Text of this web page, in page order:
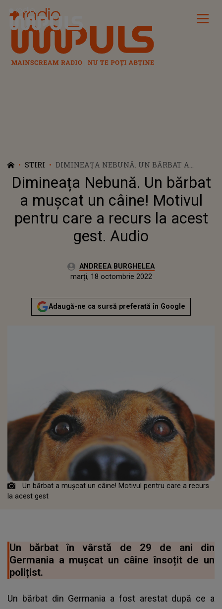
Radio Impuls
STIRI
DIMINEAȚA NEBUNĂ. UN BĂRBAT A
MUȘCAT UN CÂINE! MOTIVUL PENTRU
CARE A RECURS LA ACEST GEST. AUDIO
Dimineața Nebună. Un bărbat
a mușcat un câine! Motivul
pentru care a recurs la acest
gest. Audio
Autor:ANDREEA BURGHELEA
marți, 18 octombrie 2022Actualizat:
marți, 18 octombrie 2022
Adaugă-ne ca sursă preferată în Google
Un bărbat a mușcat un câine! Motivul pentru care a recurs
la acest gest
Un bărbat în vârstă de 29 de ani din
Germania a mușcat un câine însoțit de un
polițist.
Un bărbat din Germania a fost arestat după ce a